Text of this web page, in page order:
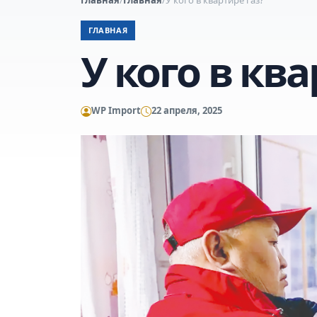
ГЛАВНАЯ
У кого в
WP Import 22 апреля, 2025